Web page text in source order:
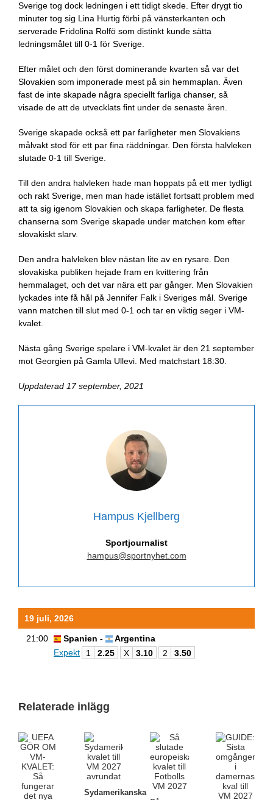
Sverige tog dock ledningen i ett tidigt skede. Efter drygt tio
minuter tog sig Lina Hurtig förbi på vänsterkanten och
serverade Fridolina Rolfö som distinkt kunde sätta
ledningsmålet till 0-1 för Sverige.
Efter målet och den först dominerande kvarten så var det
Slovakien som imponerade mest på sin hemmaplan. Även
fast de inte skapade några speciellt farliga chanser, så
visade de att de utvecklats fint under de senaste åren.
Sverige skapade också ett par farligheter men Slovakiens
målvakt stod för ett par fina räddningar. Den första halvleken
slutade 0-1 till Sverige.
Till den andra halvleken hade man hoppats på ett mer tydligt
och rakt Sverige, men man hade istället fortsatt problem med
att ta sig igenom Slovakien och skapa farligheter. De flesta
chanserna som Sverige skapade under matchen kom efter
slovakiskt slarv.
Den andra halvleken blev nästan lite av en rysare. Den
slovakiska publiken hejade fram en kvittering från
hemmalaget, och det var nära ett par gånger. Men Slovakien
lyckades inte få hål på Jennifer Falk i Sveriges mål. Sverige
vann matchen till slut med 0-1 och tar en viktig seger i VM-
kvalet.
Nästa gång Sverige spelare i VM-kvalet är den 21 september
mot Georgien på Gamla Ullevi. Med matchstart 18:30.
Uppdaterad 17 september, 2021
Hampus Kjellberg
Sportjournalist
hampus@sportnyhet.com
19 juli, 2026
21:00 Spanien -
Argentina
Expekt
1 2.25 X 3.10 2 3.50
Relaterade inlägg
Sydamerikanska